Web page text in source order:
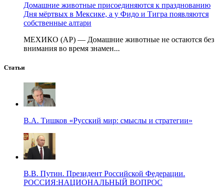
Домашние животные присоединяются к празднованию
Дня мёртвых в Мексике, а у Фидо и Тигра появляются
собственные алтари
МЕХИКО (AP) — Домашние животные не остаются без
внимания во время знамен...
Статьи
В.А. Тишков «Русский мир: смыслы и стратегии»
В.В. Путин. Президент Российской Федерации.
РОССИЯ:НАЦИОНАЛЬНЫЙ ВОПРОС